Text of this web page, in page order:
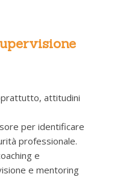
attitudini
per identificare
professionale.
e
e mentoring